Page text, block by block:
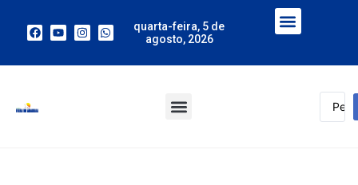
quarta-feira, 5 de
agosto, 2026